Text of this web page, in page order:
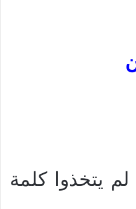
لم يتخذوا كلمة